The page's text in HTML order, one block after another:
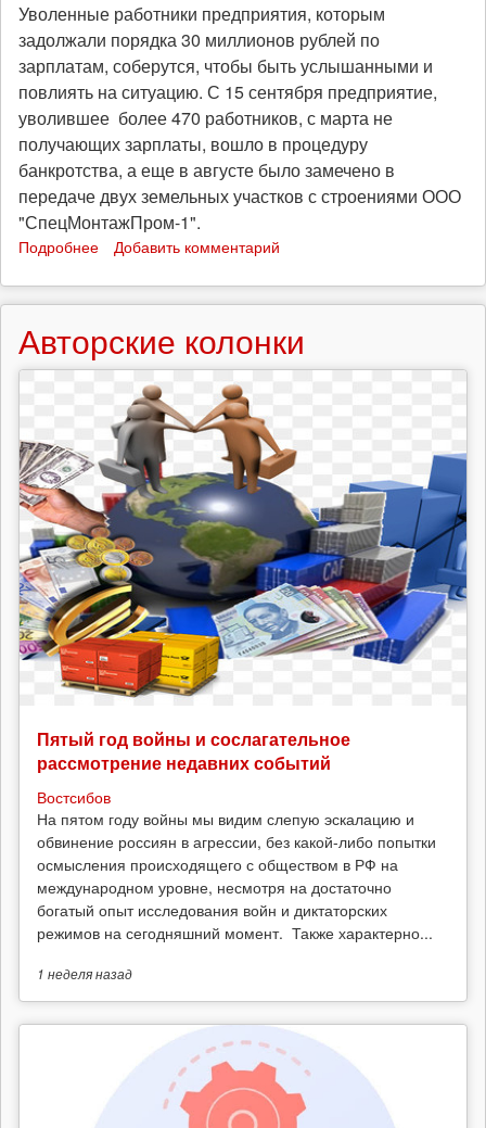
Уволенные работники предприятия, которым
задолжали порядка 30 миллионов рублей по
зарплатам, соберутся, чтобы быть услышанными и
повлиять на ситуацию. С 15 сентября предприятие,
уволившее более 470 работников, с марта не
получающих зарплаты, вошло в процедуру
банкротства, а еще в августе было замечено в
передаче двух земельных участков с строениями ООО
"СпецМонтажПром-1".
Подробнее
Иркутске
состоится
митинг
работников
ИркутскПромСтрой
Добавить комментарий
Авторские колонки
Пятый год войны и сослагательное
рассмотрение недавних событий
Востсибов
На пятом году войны мы видим слепую эскалацию и
обвинение россиян в агрессии, без какой-либо попытки
осмысления происходящего с обществом в РФ на
международном уровне, несмотря на достаточно
богатый опыт исследования войн и диктаторских
режимов на сегодняшний момент. Также характерно...
1 неделяназад